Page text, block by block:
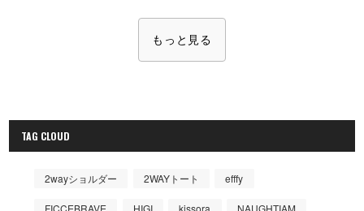
もっと見る
TAG CLOUD
2wayショルダー 2WAYトート efffy